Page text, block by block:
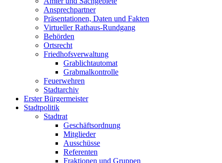
Ansprechpartner
Präsentationen, Daten und Fakten
Virtueller Rathaus-Rundgang
Behörden
Ortsrecht
Friedhofsverwaltung
Grablichtautomat
Grabmalkontrolle
Feuerwehren
Stadtarchiv
Erster Bürgermeister
Stadtpolitik
Stadtrat
Geschäftsordnung
Mitglieder
Ausschüsse
Referenten
Fraktionen und Gruppen